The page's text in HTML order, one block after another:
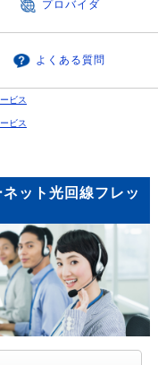
プロバイダ
よくある質問
ビス
ビス
ット光回線フレッ